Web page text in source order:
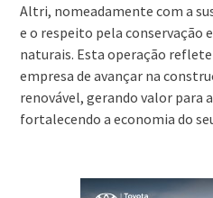
Altri, nomeadamente com a
e o respeito pela conservação
naturais. Esta operação
empresa de avançar na
renovável, gerando valor para
fortalecendo a economia do